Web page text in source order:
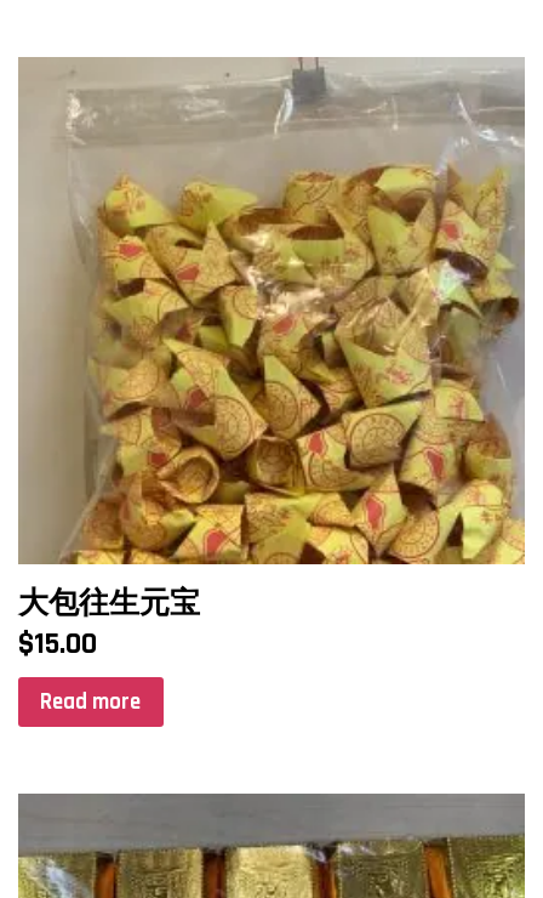
大包往生元宝
$15.00
Read more